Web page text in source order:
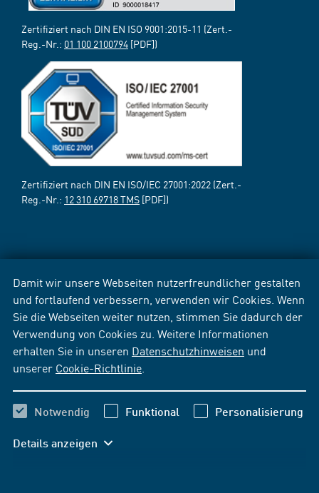
Damit wir unsere Webseiten nutzerfreundlicher gestalten
und fortlaufend verbessern, verwenden wir Cookies. Wenn
Sie die Webseiten weiter nutzen, stimmen Sie dadurch der
Verwendung von Cookies zu. Weitere Informationen
erhalten Sie in unseren Datenschutzhinweisen und
unserer Cookie-Richtlinie
Notwendig Funktional Personalisierung
Details anzeigen
Zertifiziert nach DIN EN ISO 9001:2015-11 (Zert.-
Reg.-Nr.: 01 100 2100794 [PDF])
Zertifiziert nach DIN EN ISO/IEC 27001:2022 (Zert.-
Reg.-Nr.: 12 310 69718 TMS [PDF])